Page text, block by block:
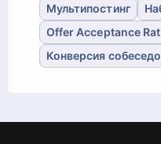
Мультипостинг
Offer Acceptance
Конверсия